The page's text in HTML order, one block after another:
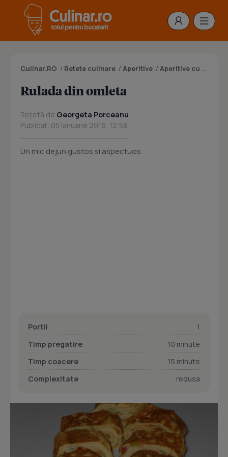
Culinar.RO / Retete culinare / Aperitive / Aperitive cu oua
Rulada din omleta
Rețetă de Georgeta Porceanu
Publicat: 05 Ianuarie 2016, 12:58
Un mic dejun gustos si aspectuos.
Portii
1
Timp pregatire
10 minute
Timp coacere
15 minute
Complexitate
redusa